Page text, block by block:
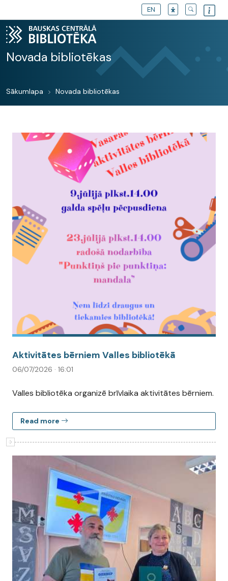
EN
Novada bibliotēkas
Sākumlapa Novada bibliotēkas
Aktivitātes bērniem Valles bibliotēkā
06/07/2026 · 16:01
Valles bibliotēka organizē brīvlaika aktivitātes bērniem.
Read more